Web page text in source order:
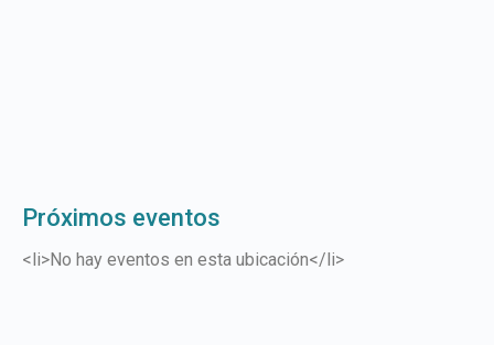
Próximos eventos
<li>No hay eventos en esta ubicación</li>